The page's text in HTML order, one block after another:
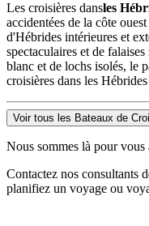
Les croisières dansles
accidentées de la côte
d'Hébrides intérieures et
spectaculaires et de
blanc et de lochs isolés, le
croisières dans les
Voir tous les Bateaux de
Nous sommes là pour vous
Contactez nos consultants
planifiez un voyage ou